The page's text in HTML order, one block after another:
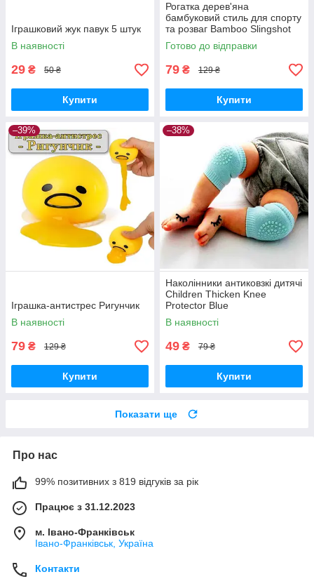
Іграшковий жук павук 5 штук
В наявності
29 ₴ 50 ₴
Купити
Рогатка дерев'яна
бамбуковий стиль для спорту
та розваг Bamboo Slingshot
Готово до відправки
79 ₴ 129 ₴
Купити
–39%
Іграшка-антистрес Ригунчик
В наявності
79 ₴ 129 ₴
Купити
–38%
Наколінники антиковзкі дитячі
Children Thicken Knee
Protector Blue
В наявності
49 ₴ 79 ₴
Купити
Показати ще
Про нас
99% позитивних з 819 відгуків за рік
Працює з 31.12.2023
м. Івано-Франківськ
Івано-Франківськ, Україна
Контакти